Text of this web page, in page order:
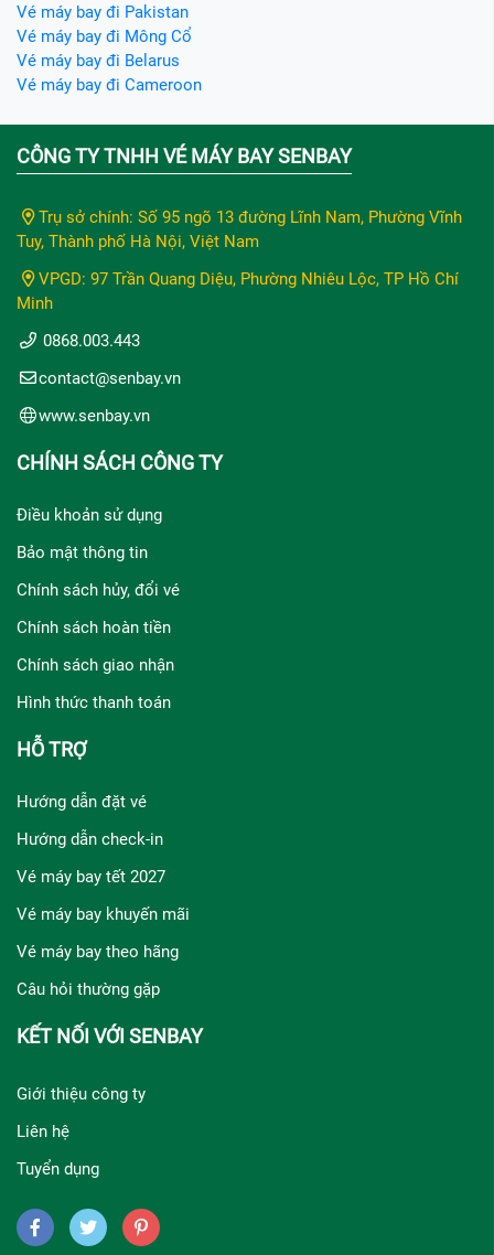
Vé máy bay đi Pakistan
Vé máy bay đi Mông Cổ
Vé máy bay đi Belarus
Vé máy bay đi Cameroon
CÔNG TY TNHH VÉ MÁY BAY SENBAY
Trụ sở chính: Số 95 ngõ 13 đường Lĩnh Nam, Phường Vĩnh
Tuy, Thành phố Hà Nội, Việt Nam
VPGD: 97 Trần Quang Diệu, Phường Nhiêu Lộc, TP Hồ Chí
Minh
0868.003.443
contact@senbay.vn
www.senbay.vn
CHÍNH SÁCH CÔNG TY
Điều khoản sử dụng
Bảo mật thông tin
Chính sách hủy, đổi vé
Chính sách hoàn tiền
Chính sách giao nhận
Hình thức thanh toán
HỖ TRỢ
Hướng dẫn đặt vé
Hướng dẫn check-in
Vé máy bay tết 2027
Vé máy bay khuyến mãi
Vé máy bay theo hãng
Câu hỏi thường gặp
KẾT NỐI VỚI SENBAY
Giới thiệu công ty
Liên hệ
Tuyển dụng